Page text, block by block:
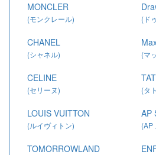
MONCLER
(モンクレール) (ド
CHANEL
(シャネル) (マ
CELINE
(セリーヌ) (タ
LOUIS VUITTON
(ルイヴィトン)
AP
(AP
TOMORROWLAND